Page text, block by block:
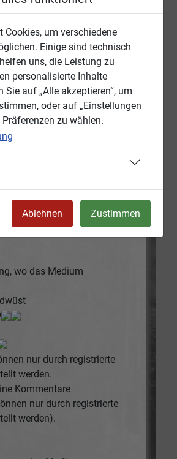
rückte viertel 4
die 2. auswärtige
war nach Landwüst die
der BergComp. kam
Landwüst und die
Die Spritze der
sofort in Thätigkeit, und es
mit den übrigen
das Wohngebäude...
Brand
wo das Medium
nur durch registrierte
werden.
Kommentare
nur durch registrierte
werden).
Cookies, um verschiedene
Einige sind technisch
uns, die Leistung zu
personalisierte Inhalte
Sie auf „Alle akzeptieren“, um
oder auf „Einstellungen
Präferenzen zu wählen.
Ablehnen Zustimmen